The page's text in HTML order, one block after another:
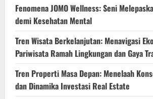
Fenomena JOMO Wellness: Seni
demi Kesehatan Mental
Tren Wisata Berkelanjutan: Menavigasi
Pariwisata Ramah Lingkungan dan Gaya
Tren Properti Masa Depan: Menelaah
dan Dinamika Investasi Real Estate